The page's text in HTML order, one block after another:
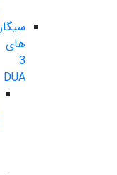
سیگار
های
3
DUA